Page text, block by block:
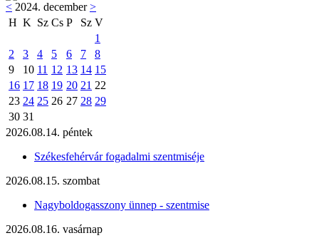
< 2024. december>
H K Sz Cs P Sz V
1
2
3 4 5 6 7
8
9
10 11 12 13 14 15
16 17 18 19 20 21 22
23 24 25 26 27 28 29
30 31
2026.08.14. péntek
Székesfehérvár fogadalmi szentmiséje
2026.08.15. szombat
Nagyboldogasszony ünnep - szentmise
2026.08.16. vasárnap